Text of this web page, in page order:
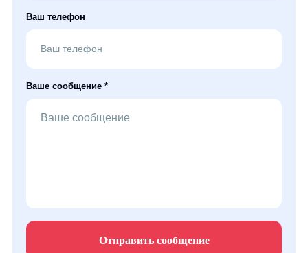
Ваш телефон
Ваше сообщение *
Отправить сообщение